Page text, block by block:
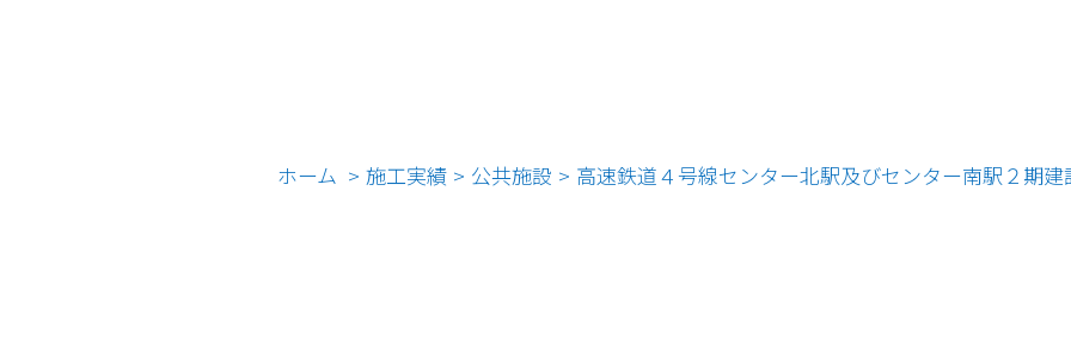
ホーム > 施工実績 > 公共施設 > 高速鉄道４号線センター北駅及びセンター南駅２期建